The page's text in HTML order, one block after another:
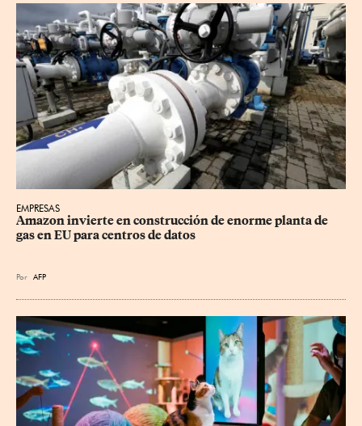
EMPRESAS
Amazon invierte en construcción de enorme planta de
gas en EU para centros de datos
Por AFP